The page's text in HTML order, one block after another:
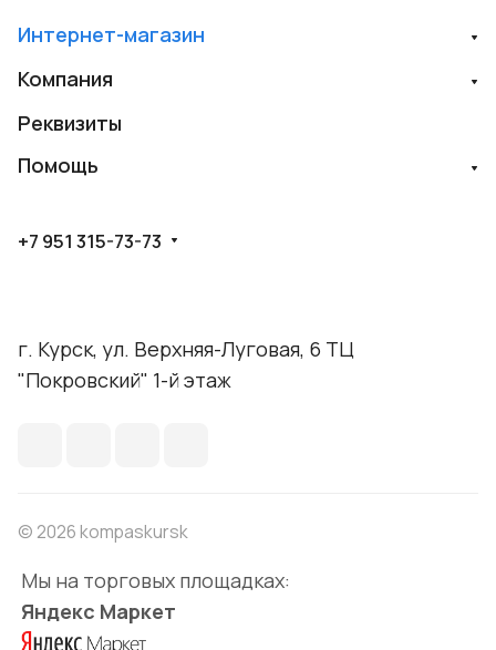
Интернет-магазин
Компания
Реквизиты
Помощь
+7 951 315-73-73
г. Курск, ул. Верхняя-Луговая, 6 ТЦ
"Покровский" 1-й этаж
© 2026 kompaskursk
Мы на торговых площадках:
Яндекс Маркет